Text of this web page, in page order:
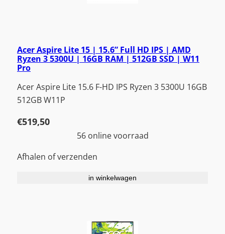
Acer Aspire Lite 15 | 15.6” Full HD IPS | AMD
Ryzen 3 5300U | 16GB RAM | 512GB SSD | W11
Pro
Acer Aspire Lite 15.6 F-HD IPS Ryzen 3 5300U 16GB
512GB W11P
€519,50
56 online voorraad
Afhalen of verzenden
in winkelwagen